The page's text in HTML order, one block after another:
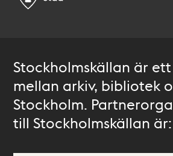
Stockholmskällan är
mellan arkiv, bibliotek
Stockholm.
till Stockholmskällan är: